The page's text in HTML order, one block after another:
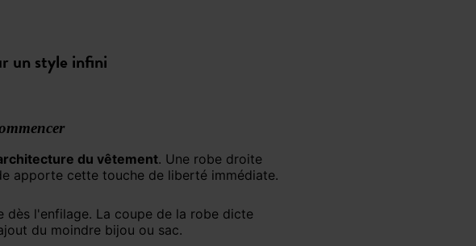
un style infini
du vêtement. Une robe droite
apporte cette touche de liberté immédiate.
dès l'enfilage. La coupe de la robe dicte
du moindre bijou ou sac.